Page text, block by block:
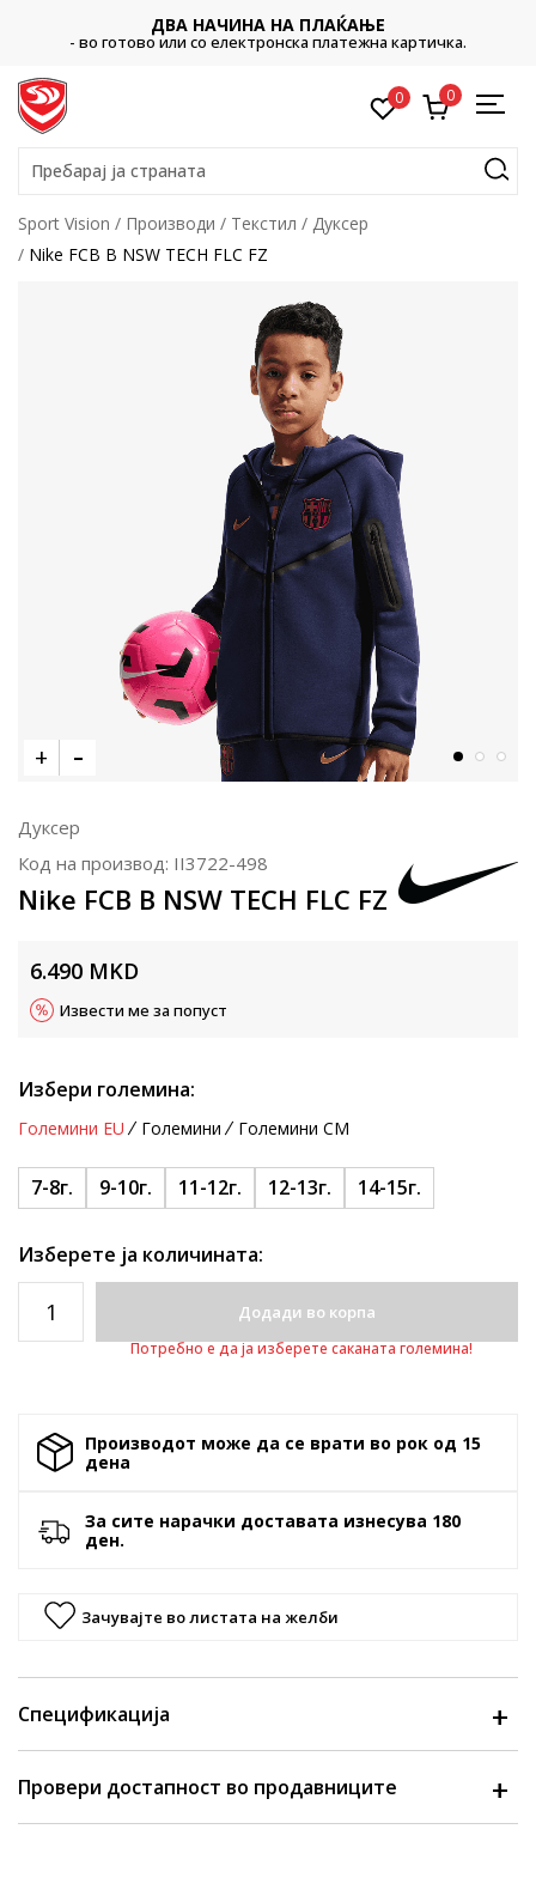
ДВА НАЧИНА НА ПЛАЌАЊЕ
- во готово или со електронска платежна картичка.
0 0
Пребарај ја страната
Sport Vision Производи Текстил
Дуксер
Nike FCB B NSW TECH FLC FZ
Дуксер
Код на производ: II3722-498
Nike FCB B NSW TECH FLC FZ
6.490 MKD
Извести ме за попуст
Избери големина:
Големини EU Големини Големини CM
7-8г. 9-10г. 11-12г. 12-13г. 14-15г.
Изберете ја количината:
Додади во корпа
Потребно е да ја изберете саканата големина!
Производот може да се врати во рок од 15
денa
За сите нарачки доставата изнесува 180
ден.
Зачувајте во листата на желби
Спецификација
Провери достапност во продавниците